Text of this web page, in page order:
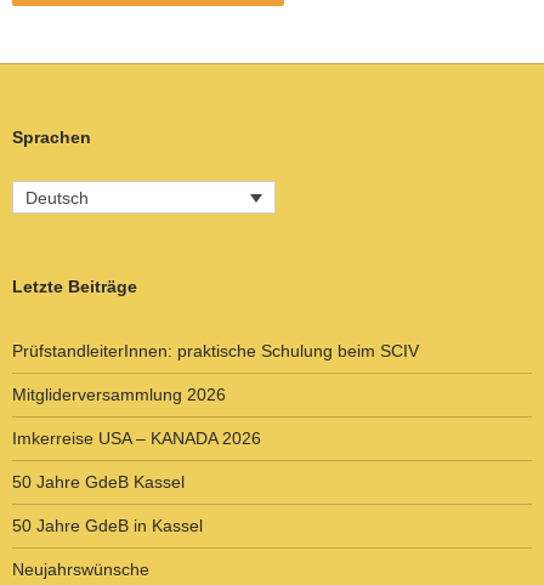
Sprachen
Deutsch
Letzte Beiträge
PrüfstandleiterInnen: praktische Schulung beim SCIV
Mitgliderversammlung 2026
Imkerreise USA – KANADA 2026
50 Jahre GdeB Kassel
50 Jahre GdeB in Kassel
Neujahrswünsche